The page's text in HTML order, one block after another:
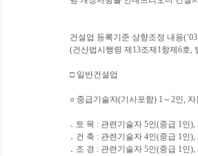
건설업 등록기준 상향조정 내용
(건산법시행령 제13조제1항제6호,
□ 일반건설업
○ 중급기술자(기사포함) 1～2인,
․ 토 목 : 관련기술자 5인(중급 1인
․ 건 축 : 관련기술자 4인(중급 1인
․ 조 경 : 관련기술자 5인(중급 1인